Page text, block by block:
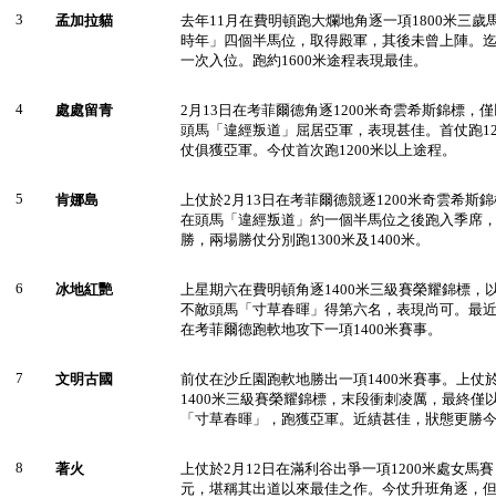
3 孟加拉貓
去年11月在費明頓跑大爛地角逐一項1800米三歲
時年」四個半馬位，取得殿軍，其後未曾上陣。
一次入位。跑約1600米途程表現最佳。
4 處處留青
2月13日在考菲爾德角逐1200米奇雲希斯錦標，
頭馬「違經叛道」屈居亞軍，表現甚佳。首仗跑
仗俱獲亞軍。今仗首次跑1200米以上途程。
5 肯娜島
上仗於2月13日在考菲爾德競逐1200米奇雲希斯
在頭馬「違經叛道」約一個半馬位之後跑入季席
勝，兩場勝仗分別跑1300米及1400米。
6 冰地紅艷
上星期六在費明頓角逐1400米三級賽榮耀錦標，
不敵頭馬「寸草春暉」得第六名，表現尚可。最
在考菲爾德跑軟地攻下一項1400米賽事。
7 文明古國
前仗在沙丘園跑軟地勝出一項1400米賽事。上仗
1400米三級賽榮耀錦標，末段衝刺凌厲，最終僅
「寸草春暉」，跑獲亞軍。近績甚佳，狀態更勝
8 著火
上仗於2月12日在滿利谷出爭一項1200米處女馬
元，堪稱其出道以來最佳之作。今仗升班角逐，